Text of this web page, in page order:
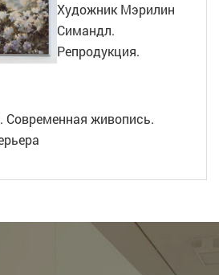
Художник Мэрилин
Симандл.
Репродукция.
Современная живопись.